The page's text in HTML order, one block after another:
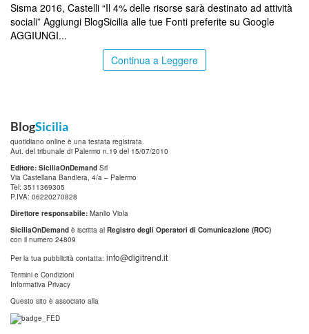
Sisma 2016, Castelli “Il 4% delle risorse sarà destinato ad attività
sociali” Aggiungi BlogSicilia alle tue Fonti preferite su Google
AGGIUNGI...
Continua a Leggere
BlogSicilia
quotidiano online è una testata registrata.
Aut. del tribunale di Palermo n.19 del 15/07/2010
Editore: SiciliaOnDemand Srl
Via Castellana Bandiera, 4/a – Palermo
Tel: 3511369305
P.IVA: 06220270828
Direttore responsabile: Manlio Viola
SiciliaOnDemand è iscritta al Registro degli Operatori di Comunicazione (ROC)
con il numero 24809
Per la tua pubblicità contatta: info@digitrend.it
Termini e Condizioni
Informativa Privacy
Questo sito è associato alla